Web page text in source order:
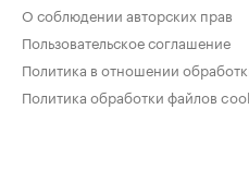
О соблюдении авторских прав
Пользовательское соглашение
Политика в отношении
Политика обработки файлов